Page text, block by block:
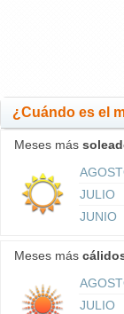
¿Cuándo es el
Meses más
JULIO
JUNIO
Meses más
JULIO